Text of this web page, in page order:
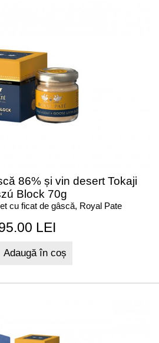
86% și vin desert Tokaji
Block 70g
cu ficat de gâscă, Royal Pate
LEI
Adaugă în coș